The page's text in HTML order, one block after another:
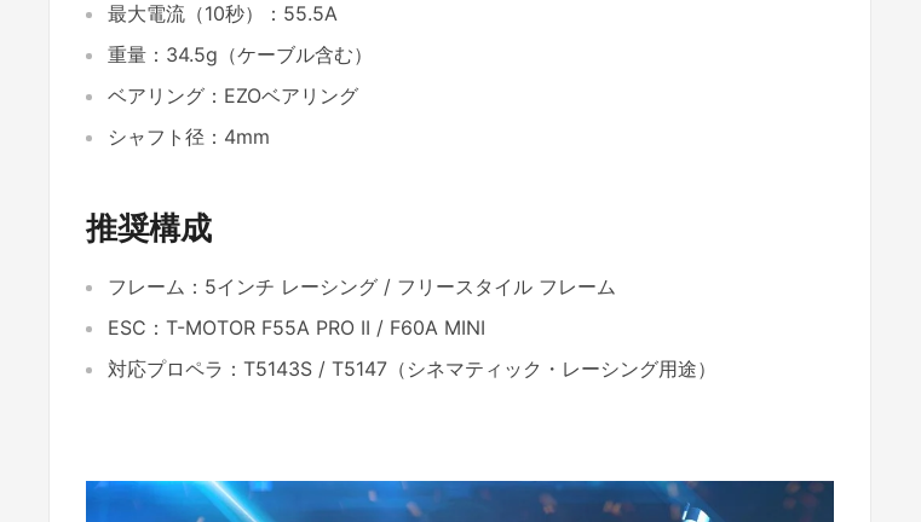
最大電流（10秒）：55.5A
重量：34.5g（ケーブル含む）
ベアリング：EZOベアリング
シャフト径：4mm
推奨構成
フレーム：5インチ レーシング / フリースタイル フレーム
ESC：T-MOTOR F55A PRO II / F60A MINI
対応プロペラ：T5143S / T5147（シネマティック・レーシング用途）